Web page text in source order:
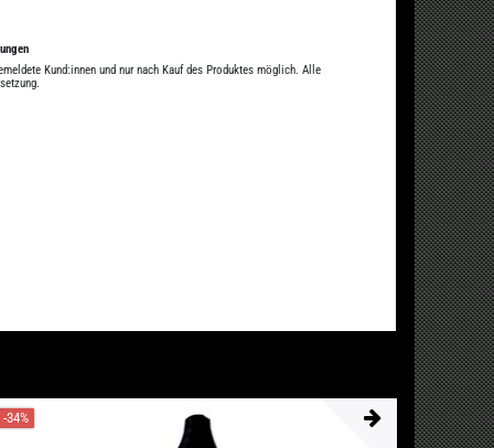
Kund:innen und nur nach Kauf des Produktes möglich. Alle
-34%